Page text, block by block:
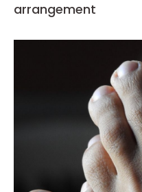
arrangement